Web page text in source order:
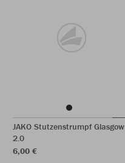
JAKO Stutzenstrumpf Glasgow
2.0
6,00 €